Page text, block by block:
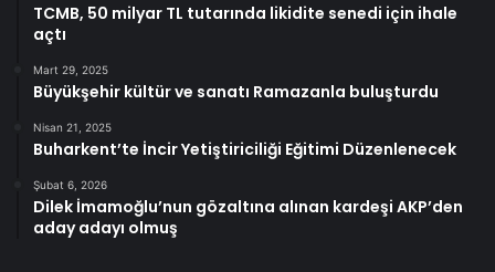
TCMB, 50 milyar TL tutarında likidite senedi için ihale
açtı
Mart 29, 2025
Büyükşehir kültür ve sanatı Ramazanla buluşturdu
Nisan 21, 2025
Buharkent’te İncir Yetiştiriciliği Eğitimi Düzenlenecek
Şubat 6, 2026
Dilek İmamoğlu’nun gözaltına alınan kardeşi AKP’den
aday adayı olmuş